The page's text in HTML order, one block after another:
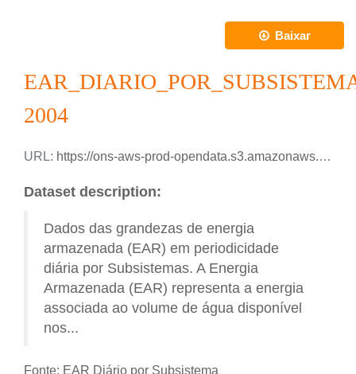
Baixar
2004
URL: https://ons-aws-prod-opendata.s3.amazonaws.com/dataset/ear_subsistema_di/EAR_DIARIO_SUBSISTEMA_2004.xlsx
Dataset description:
Dados das grandezas de energia
armazenada (EAR) em periodicidade
diária por Subsistemas. A Energia
Armazenada (EAR) representa a energia
associada ao volume de água disponível
nos...
Fonte: EAR Diário por Subsistema